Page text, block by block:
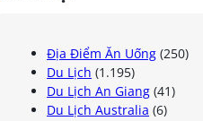
Địa Điểm Ăn Uống (250)
Du Lịch (1.195)
Du Lịch An Giang (41)
Du Lịch Australia (6)